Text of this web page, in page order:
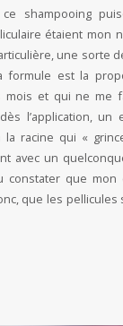
ce shampooing
étaient mon
une sorte
formule est la
et qui ne me
l’application,
racine qui «
avec un
constater que
que les pellicules